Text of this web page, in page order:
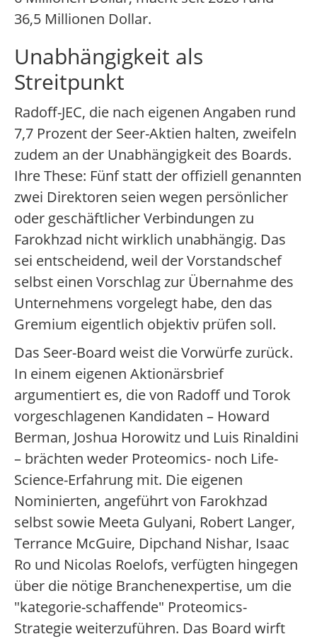
36,5 Millionen Dollar.
Unabhängigkeit als
Streitpunkt
Radoff-JEC, die nach eigenen Angaben rund
7,7 Prozent der Seer-Aktien halten, zweifeln
zudem an der Unabhängigkeit des Boards.
Ihre These: Fünf statt der offiziell genannten
zwei Direktoren seien wegen persönlicher
oder geschäftlicher Verbindungen zu
Farokhzad nicht wirklich unabhängig. Das
sei entscheidend, weil der Vorstandschef
selbst einen Vorschlag zur Übernahme des
Unternehmens vorgelegt habe, den das
Gremium eigentlich objektiv prüfen soll.
Das Seer-Board weist die Vorwürfe zurück.
In einem eigenen Aktionärsbrief
argumentiert es, die von Radoff und Torok
vorgeschlagenen Kandidaten – Howard
Berman, Joshua Horowitz und Luis Rinaldini
– brächten weder Proteomics- noch Life-
Science-Erfahrung mit. Die eigenen
Nominierten, angeführt von Farokhzad
selbst sowie Meeta Gulyani, Robert Langer,
Terrance McGuire, Dipchand Nishar, Isaac
Ro und Nicolas Roelofs, verfügten hingegen
über die nötige Branchenexpertise, um die
"kategorie-schaffende" Proteomics-
Strategie weiterzuführen. Das Board wirft